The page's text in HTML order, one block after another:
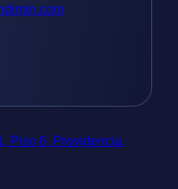
Piso 6, Providencia,